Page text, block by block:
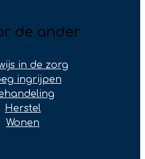
de ander
in de zorg
ingrijpen
Herstel
Wonen